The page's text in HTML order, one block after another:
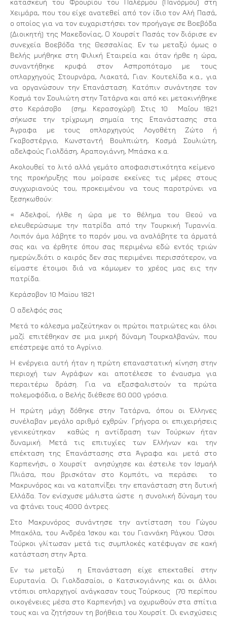
κατασκευή του Φρουρίου του Παλέρμου (Πανόρμου) στη
Χειμάρα, που του είχε ανατεθεί από τον ίδιο τον Αλή Πασά,
ο οποίος για να τον ευχαριστήσει τον προήγαγε σε Βοεβόδα
(Διοικητή) της Μακεδονίας, Ο Χουρσίτ Πασάς τον διόρισε εν
συνεχεία Βοεβόδα της Θεσσαλίας. Εν τω μεταξύ όμως ο
Βελής μυήθηκε στη Φιλική Εταιρεία και όταν ήρθε η ώρα,
συναντήθηκε κρυφά στον Ασπροπόταμο με τους
οπλαρχηγούς Στουρνάρα, Λιακατά, Γιαν. Κουτελίδα κ.α., για
να οργανώσουν την Επανάσταση. Κατόπιν συνάντησε τον
Κοσμά τον Σουλιώτη στην Τατάρνα και από κει μετακινήθηκε
στο Κεράσοβο (σημ. ΚερασοχώρΙ). Στις 10 Μαΐου 1821
σήκωσε την τρίχρωμη σημαία της Επανάστασης στα
Άγραφα με τους οπλαρχηγούς Λογοθέτη Ζώτο ή
Γκαβοστέργιο, Κωνσταντή Βουλπιώτη, Κοσμά Σουλιώτη,
αδελφούς Γιολδάση, Αραπογιάννη, Μπάσκα κ.α.
Ακολουθεί το λιτό αλλά γεμάτο αποφασιστικότητα κείμενο
της προκήρυξης που μοίρασε εκείνες τις μέρες στους
συγχωριανούς του, προκειμένου να τους παροτρύνει να
ξεσηκωθούν:
« Αδελφοί, ήλθε η ώρα με το θέλημα του Θεού να
ελευθερώσωμε την πατρίδα από την Τουρκική Τυραννία.
Λοιπόν άμα λάβητε το παρόν μου, να αναλάβητε τα άρματά
σας και να έρθητε όπου σας περιμένω εδώ εντός τριών
ημερών,διότι ο καιρός δεν σας περιμένει περισσότερον, να
είμαστε έτοιμοι διά να κάμωμεν το χρέος μας εις την
πατρίδα.
Κεράσοβον 10 Μαϊου 1821
Ο αδελφός σας
Μετά το κάλεσμα μαζεύτηκαν οι πρώτοι πατριώτες και όλοι
μαζί επιτέθηκαν σε μια μικρή δύναμη Τουρκαλβανών, που
επέστρεψε από το Αγρίνιο.
Η ενέργεια αυτή ήταν η πρώτη επαναστατική κίνηση στην
περιοχή των Αγράφων και αποτέλεσε το έναυσμα για
περαιτέρω δράση. Για να εξασφαλιστούν τα πρώτα
πολεμοφόδια, ο Βελής διέθεσε 60.000 γρόσια.
Η πρώτη μάχη δόθηκε στην Τατάρνα, όπου οι Έλληνες
συνέλαβαν μεγάλο αριθμό εχθρών. Γρήγορα οι επιχειρήσεις
γενικεύτηκαν καθώς η αντίδραση των Τούρκων ήταν
δυναμική. Μετά τις επιτυχίες των Ελλήνων και την
επέκταση της Επανάστασης στα Άγραφα και μετά στο
Καρπενήσι, ο Χουρσίτ ανησύχησε και έστειλε τον Ισμαήλ
Πλιάσα, που βρισκόταν στο Κομπότι, να περάσει το
Μακρυνόρος και να καταπνίξει την επανάσταση στη δυτική
Ελλάδα. Τον ενίσχυσε μάλιστα ώστε η συνολική δύναμη του
να φτάνει τους 4000 άντρες.
Στο Μακρυνόρος συνάντησε την αντίσταση του Γώγου
Μπακόλα, του Ανδρέα Ίσκου και του Γιαννάκη Ράγκου. Όσοι
Τούρκοι γλίτωσαν μετά τις συμπλοκές κατέφυγαν σε κακή
κατάσταση στην Άρτα.
Εν τω μεταξύ η Επανάσταση είχε επεκταθεί στην
Ευρυτανία. Οι Γιολδασαίοι, ο Κατσικογιάννης και οι άλλοι
ντόπιοι οπλαρχηγοί ανάγκασαν τους Τούρκους (70 περίπου
οικογένειες μέσα στο Καρπενήσι) να οχυρωθούν στα σπίτια
τους και να ζητήσουν τη βοήθεια του Χουρσίτ. Οι ενισχύσεις